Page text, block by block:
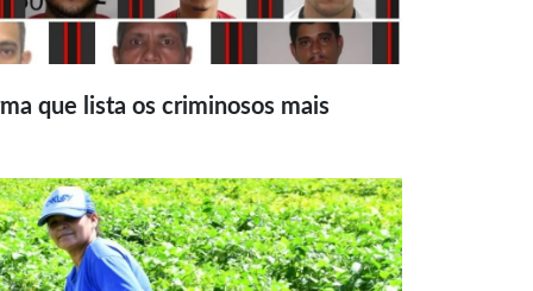
que lista os criminosos mais